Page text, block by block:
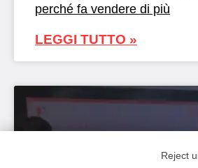
perché fa vendere di più
LEGGI TUTTO »
Reject